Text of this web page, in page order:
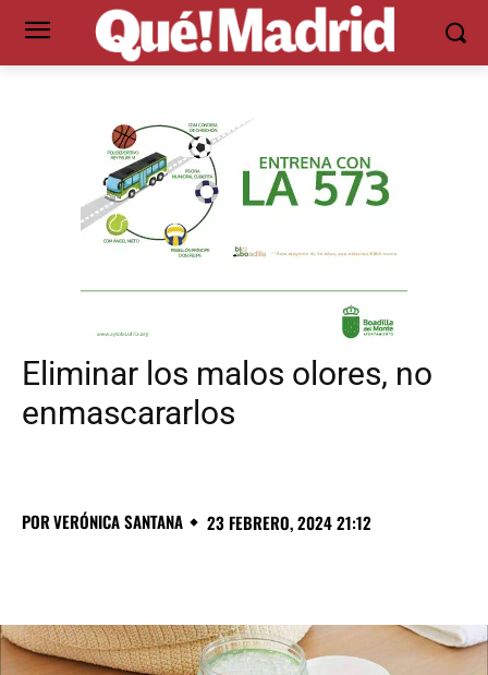
Eliminar los malos olores, no
enmascararlos
PORVERÓNICA SANTANA 23 FEBRERO, 2024 21:12